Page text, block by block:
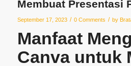
Membuat Presentasi
September 17, 2023 / 0 Comments / by
Manfaat
Canva untuk